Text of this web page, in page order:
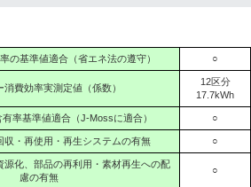
の基準値適合（省エネ法の遵守） ○
消費効率実測定値（係数）
12区分
17.7kWh
率基準値適合（J-Mossに適合） ○
収・再使用・再生システムの有無 ○
源化、部品の再利用・素材再生への配
慮の有無
○